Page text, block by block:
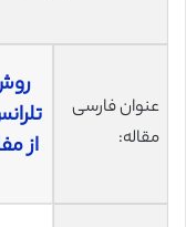
عنوان فارسی
مقاله: